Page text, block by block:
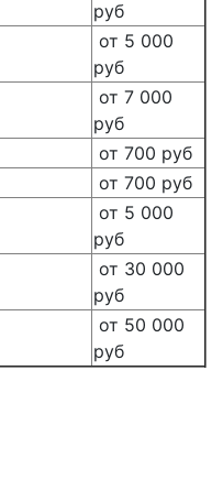
руб
от 5 000
руб
от 7 000
руб
от 700 руб
от 700 руб
от 5 000
руб
от 30 000
руб
от 50 000
руб